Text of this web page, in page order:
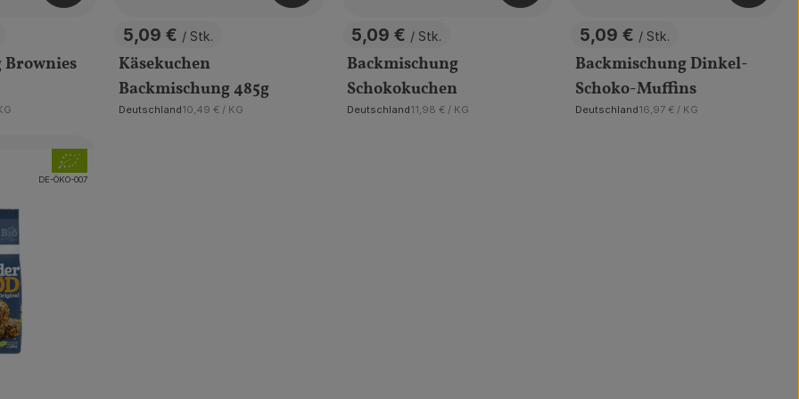
Brownies
, Preis:
5,09 € / Stk.
Käsekuchen
Backmischung 485g
, Herkunft:
Deutschland, Referenzpreis:
10,49 € / KG
, Preis:
5,09 € / Stk.
Backmischung
Schokokuchen
, Herkunft:
Deutschland, Referenzpreis:
11,98 € / KG
, Preis:
5,09 € / Stk.
Backmischung Dinkel-
Schoko-Muffins
, Herkunft:
Deutschland, Referenzpreis:
16,97 € / KG
, Verband:
, Kontrollstelle:
DE-ÖKO-007
Favouriten hinzufügen